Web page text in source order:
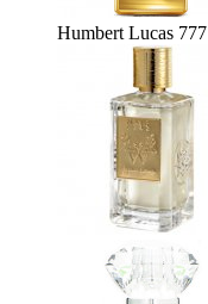
Humbert Lucas 777